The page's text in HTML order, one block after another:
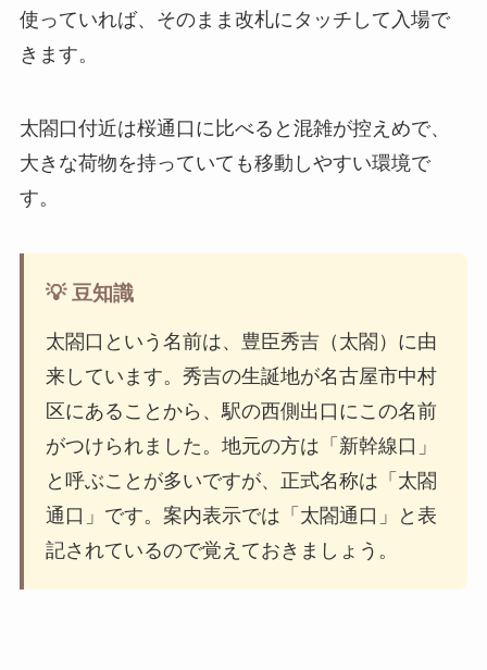
使っていれば、そのまま改札にタッチして入場で
きます。
太閤口付近は桜通口に比べると混雑が控えめで、
大きな荷物を持っていても移動しやすい環境で
す。
💡 豆知識
太閤口という名前は、豊臣秀吉（太閤）に由
来しています。秀吉の生誕地が名古屋市中村
区にあることから、駅の西側出口にこの名前
がつけられました。地元の方は「新幹線口」
と呼ぶことが多いですが、正式名称は「太閤
通口」です。案内表示では「太閤通口」と表
記されているので覚えておきましょう。